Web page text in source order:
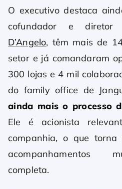
O executivo destaca
cofundador e diretor
D’Angelo, têm mais de
setor e já comandaram
300 lojas e 4 mil
do family office de
ainda mais o processo
Ele é acionista
companhia, o que torna
acompanhamentos
completa.